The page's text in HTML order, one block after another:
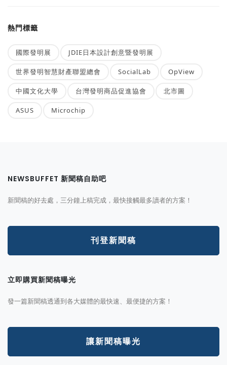
熱門標籤
國際發明展 JDIE日本設計創意暨發明展
世界發明智慧財產聯盟總會 SocialLab OpView
中國文化大學 台灣發明商品促進協會 北市圖
ASUS Microchip
NEWSBUFFET 新聞稿自助吧
新聞稿的好去處，三分鐘上稿完成，最快接觸最多讀者的方案！
刊登新聞稿
立即購買新聞稿曝光
發一篇新聞稿透通到各大媒體的最快速、最便捷的方案！
讓新聞稿曝光